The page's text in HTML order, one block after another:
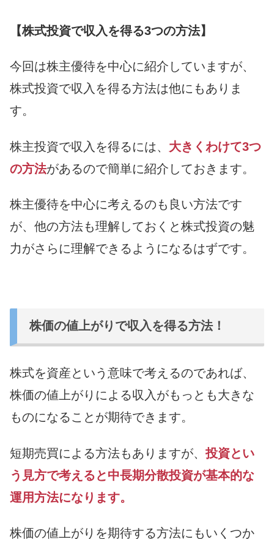
【株式投資で収入を得る3つの方法】
今回は株主優待を中心に紹介していますが、
株式投資で収入を得る方法は他にもありま
す。
株主投資で収入を得るには、 大きくわけて3つ
の方法があるので簡単に紹介しておきます。
株主優待を中心に考えるのも良い方法です
が、他の方法も理解しておくと株式投資の魅
力がさらに理解できるようになるはずです。
株価の値上がりで収入を得る方法！
株式を資産という意味で考えるのであれば、
株価の値上がりによる収入がもっとも大きな
ものになることが期待できます。
短期売買による方法もありますが、 投資とい
う見方で考えると中長期分散投資が基本的な
運用方法になります。
株価の値上がりを期待する方法にもいくつか